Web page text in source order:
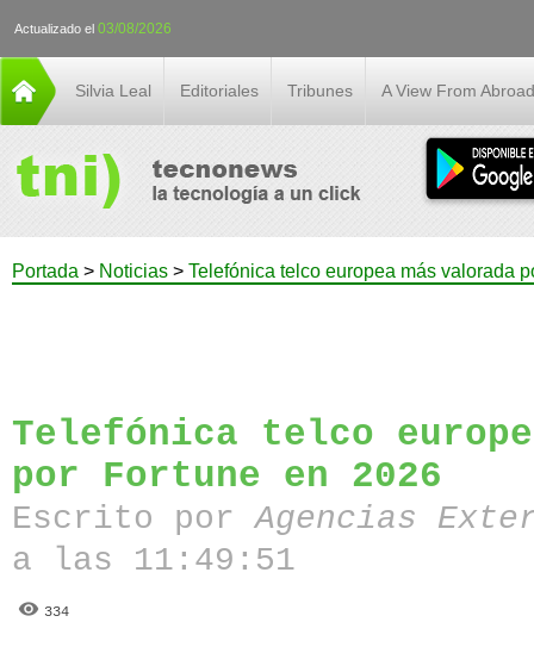
Actualizado el 03/08/2026
Silvia Leal Editoriales Tribunes A View From Abroad
Portada > Noticias > Telefónica telco europea más valorada
Telefónica telco
por Fortune en 2026
Escrito porAgencias
a las 11:49:51
334